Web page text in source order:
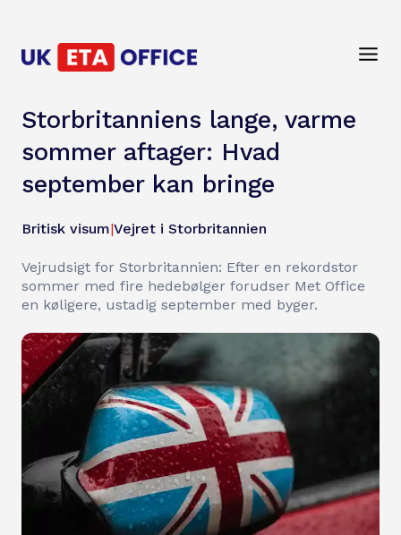
Storbritanniens lange, varme
sommer aftager: Hvad
september kan bringe
Britisk visum|Vejret i Storbritannien
Vejrudsigt for Storbritannien: Efter en rekordstor
sommer med fire hedebølger forudser Met Office
en køligere, ustadig september med byger.